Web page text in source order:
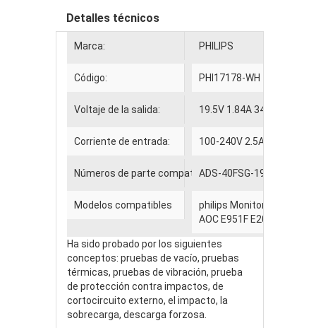
Detalles técnicos
Marca: PHILIPS
Código: PHI17178-WH
Voltaje de la salida: 19.5V 1.84A 34W
Corriente de entrada: 100-240V 2.5A 50-60Hz
Números de parte compatiblesADS-40FSG-19
Modelos compatibles
philips Monitor Power
AOC E951F E2051F
Ha sido probado por los siguientes
conceptos: pruebas de vacío, pruebas
térmicas, pruebas de vibración, prueba
de protección contra impactos, de
cortocircuito externo, el impacto, la
sobrecarga, descarga forzosa.